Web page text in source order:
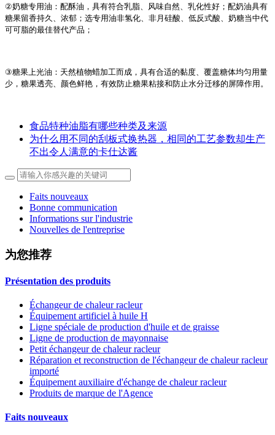
②奶糖专用油 ： 配酥油 ， 具有符合乳脂 风味自然 乳化性好 ； 配奶油具有
糖果留香持久
浓郁 ； 选专用油非氢化 非月硅酸 低反式酸
奶糖当中代
可可脂的最佳替代产品 ；
③糖果上光油 ： 天然植物蜡加工而成 ， 具有合适的黏度
覆盖糖体均匀用量
少 ， 糖果透亮 颜色鲜艳 ， 有效防止糖果粘接和防止水分迁移的屏障作用 。
食品特种油脂有哪些种类及来源
为什么用不同的刮板式换热器，相同的工艺参数却生产
不出令人满意的卡仕达酱
Faits nouveaux
Bonne communication
Informations sur l'industrie
Nouvelles de l'entreprise
为您推荐
Présentation des produits
Échangeur de chaleur racleur
Équipement artificiel à huile H
Ligne spéciale de production d'huile et de graisse
Ligne de production de mayonnaise
Petit échangeur de chaleur racleur
Réparation et reconstruction de l'échangeur de chaleur racleur
importé
Équipement auxiliaire d'échange de chaleur racleur
Produits de marque de l'Agence
Faits nouveaux